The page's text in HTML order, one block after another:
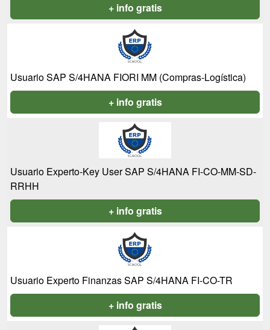
+ info gratis
Usuario SAP S/4HANA FIORI MM (Compras-Logística)
+ info gratis
Usuario Experto-Key User SAP S/4HANA FI-CO-MM-SD-
RRHH
+ info gratis
Usuario Experto Finanzas SAP S/4HANA FI-CO-TR
+ info gratis